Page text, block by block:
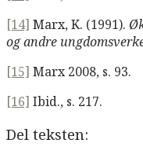
[14] Marx, K. (1991).
og andre
[15] Marx 2008, s. 93.
[16] Ibid., s. 217.
Del teksten: